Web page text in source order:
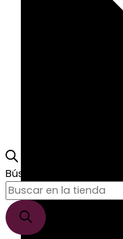
Búsqueda de productos